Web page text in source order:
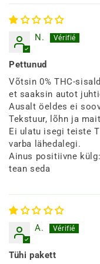
N.
Pettunud
Võtsin 0% THC-
et saaksin autot
Ausalt öeldes ei
Tekstuur, lõhn ja
Ei ulatu isegi teiste
varba lähedalegi.
Ainus positiivne
tean seda
A.
Tühi pakett